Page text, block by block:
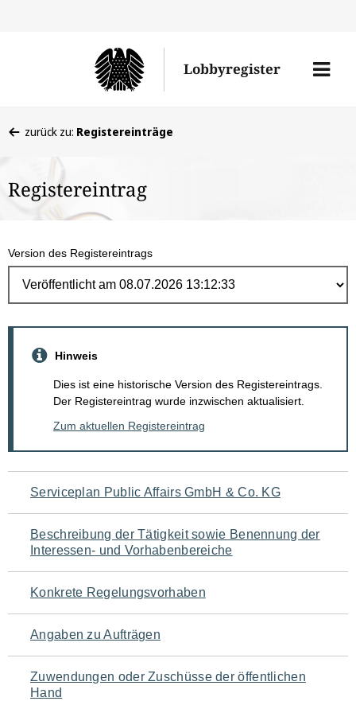
Lobbyregister
Menü
befinden
hier:
zurück zu: Registereinträge
Registereintrag
Version des Registereintrags
Hinweis
Dies ist eine historische Version des Registereintrags.
Der Registereintrag wurde inzwischen aktualisiert.
Zum aktuellen Registereintrag
Navigation
für
den
Seiteninhalt
Serviceplan Public Affairs GmbH & Co. KG
Beschreibung der Tätigkeit sowie Benennung der
Interessen- und Vorhabenbereiche
Konkrete Regelungsvorhaben
Angaben zu Aufträgen
Zuwendungen oder Zuschüsse der öffentlichen
Hand